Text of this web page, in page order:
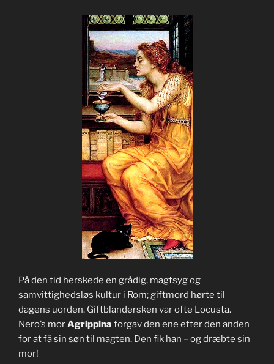
På den tid herskede en grådig, magtsyg og
samvittighedsløs kultur i Rom; giftmord hørte til
dagens uorden. Giftblandersken var ofte Locusta.
Nero’s morAgrippina forgav den ene efter den anden
for at få sin søn til magten. Den fik han – og dræbte sin
mor!